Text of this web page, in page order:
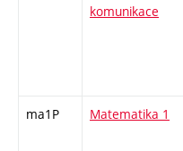
komunikace
ma1P Matematika 1